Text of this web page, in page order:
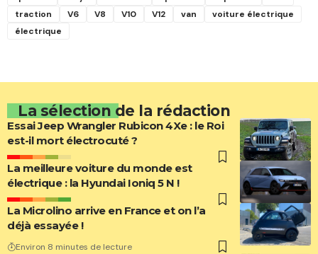
traction
V6 V8 V10 V12 van
voiture électrique
électrique
La sélection de la rédaction
Essai Jeep Wrangler Rubicon 4Xe : le Roi
est-il mort électrocuté ?
La meilleure voiture du monde est
électrique : la Hyundai Ioniq 5 N !
La Microlino arrive en France et on l’a
déjà essayée !
Environ 8 minutes de lecture